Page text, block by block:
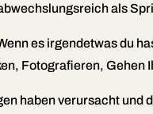
als
es irgendetwas du
Fotografieren, Gehen
haben verursacht und